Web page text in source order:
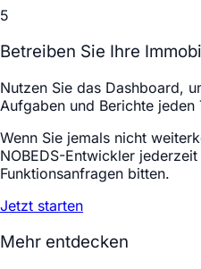
5
Betreiben Sie Ihre
Nutzen Sie das Dashboard,
Aufgaben und Berichte jeden
Wenn Sie jemals nicht
NOBEDS-Entwickler
Funktionsanfragen bitten.
Jetzt starten
Mehr entdecken